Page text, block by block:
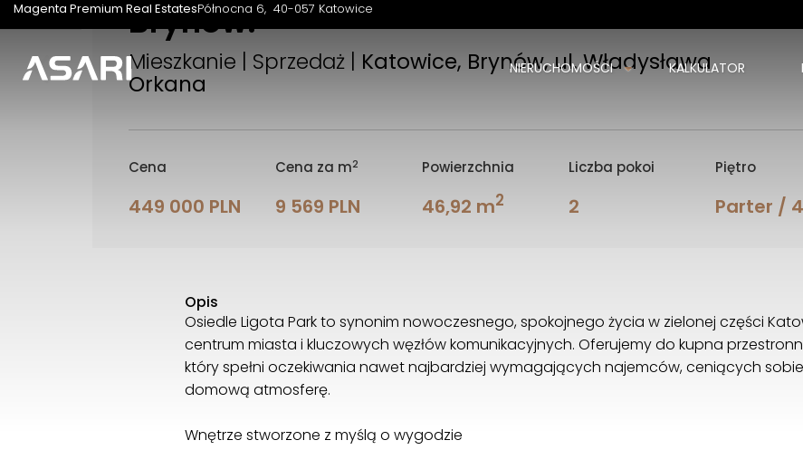
Magenta Premium Real EstatesPółnocna 6 40-057 Katowice
NIERUCHOMOŚCI KALKULATOR
Brynów.
Mieszkanie | Sprzedaż | Katowice, Brynów, ul. Władysława
Orkana
Cena
449 000 PLN
Cena za m2
9 569 PLN
Powierzchnia
46,92 m2
Liczba pokoi
2
Piętro
Parter / 4
Opis
Osiedle Ligota Park to synonim nowoczesnego, spokojnego życia w zielonej części
centrum miasta i kluczowych węzłów komunikacyjnych. Oferujemy do kupna
który spełni oczekiwania nawet najbardziej wymagających najemców, ceniących
domową atmosferę.
Wnętrze stworzone z myślą o wygodzie